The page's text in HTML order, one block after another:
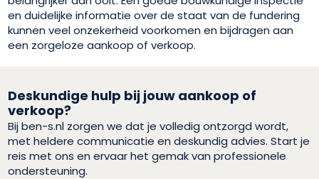
en duidelijke informatie over de staat van de fundering
kunnen veel onzekerheid voorkomen en bijdragen aan
een zorgeloze aankoop of verkoop.
Deskundige hulp bij jouw aankoop of
verkoop?
Bij ben-s.nl zorgen we dat je volledig ontzorgd wordt,
met heldere communicatie en deskundig advies. Start je
reis met ons en ervaar het gemak van professionele
ondersteuning.